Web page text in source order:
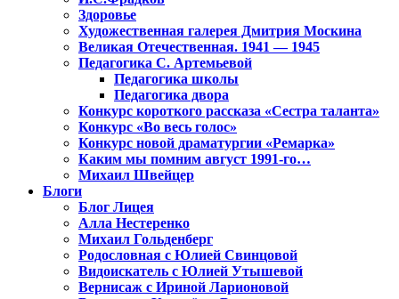
Здоровье
Художественная галерея Дмитрия Москина
Великая Отечественная. 1941 — 1945
Педагогика С. Артемьевой
Педагогика школы
Педагогика двора
Конкурс короткого рассказа «Сестра таланта»
Конкурс «Во весь голос»
Конкурс новой драматургии «Ремарка»
Каким мы помним август 1991-го…
Михаил Швейцер
Блоги
Блог Лицея
Алла Нестеренко
Михаил Гольденберг
Родословная с Юлией Свинцовой
Видоискатель с Юлией Утышевой
Вернисаж с Ириной Ларионовой